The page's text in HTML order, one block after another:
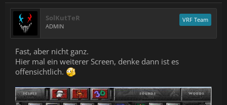
SolKutTeR
ADMIN
VRF Team
Fast, aber nicht ganz.
Hier mal ein weiterer Screen, denke dann ist es
offensichtlich.